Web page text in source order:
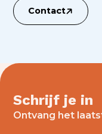
Contact
Schrijf je in
Ontvang het